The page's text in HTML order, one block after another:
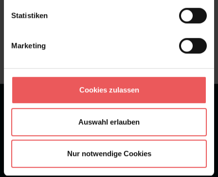
Statistiken
Marketing
Cookies zulassen
Auswahl erlauben
Nur notwendige Cookies
★★★★★Bei 1245 Bewertungen